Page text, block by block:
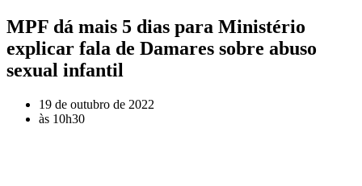
MPF dá mais 5 dias para Ministério
explicar fala de Damares sobre abuso
sexual infantil
19 de outubro de 2022
às 10h30